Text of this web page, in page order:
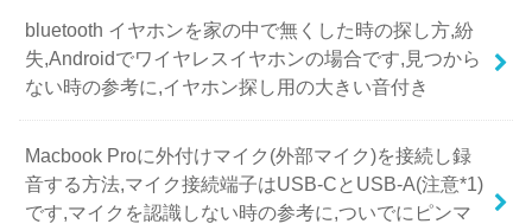
bluetooth イヤホンを家の中で無くした時の探し方,紛
失,Androidでワイヤレスイヤホンの場合です,見つから
ない時の参考に,イヤホン探し用の大きい音付き
Macbook Proに外付けマイク(外部マイク)を接続し録
音する方法,マイク接続端子はUSB-CとUSB-A(注意*1)
です,マイクを認識しない時の参考に,ついでにピンマ